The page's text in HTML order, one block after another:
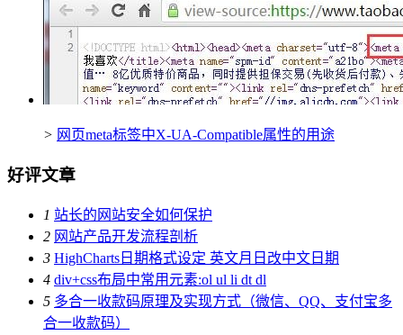
> 网页meta标签中X-UA-Compatible属性的用途
好评文章
1 站长的网站安全如何保护
2 网站产品开发流程剖析
3 HighCharts日期格式设定 英文月日改中文日期
4 div+css布局中常用元素:ol ul li dt dl
5 多合一收款码原理及实现方式（微信、QQ、支付宝多
合一收款码）